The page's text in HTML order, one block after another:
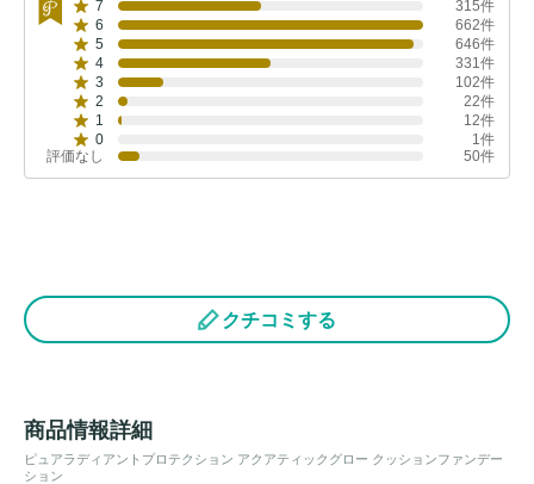
7
315件
6
662件
5
646件
4
331件
3
102件
2
22件
1
12件
0
1件
評価なし
50件
クチコミする
商品情報詳細
ピュアラディアントプロテクション アクアティックグロー クッションファンデー
ション